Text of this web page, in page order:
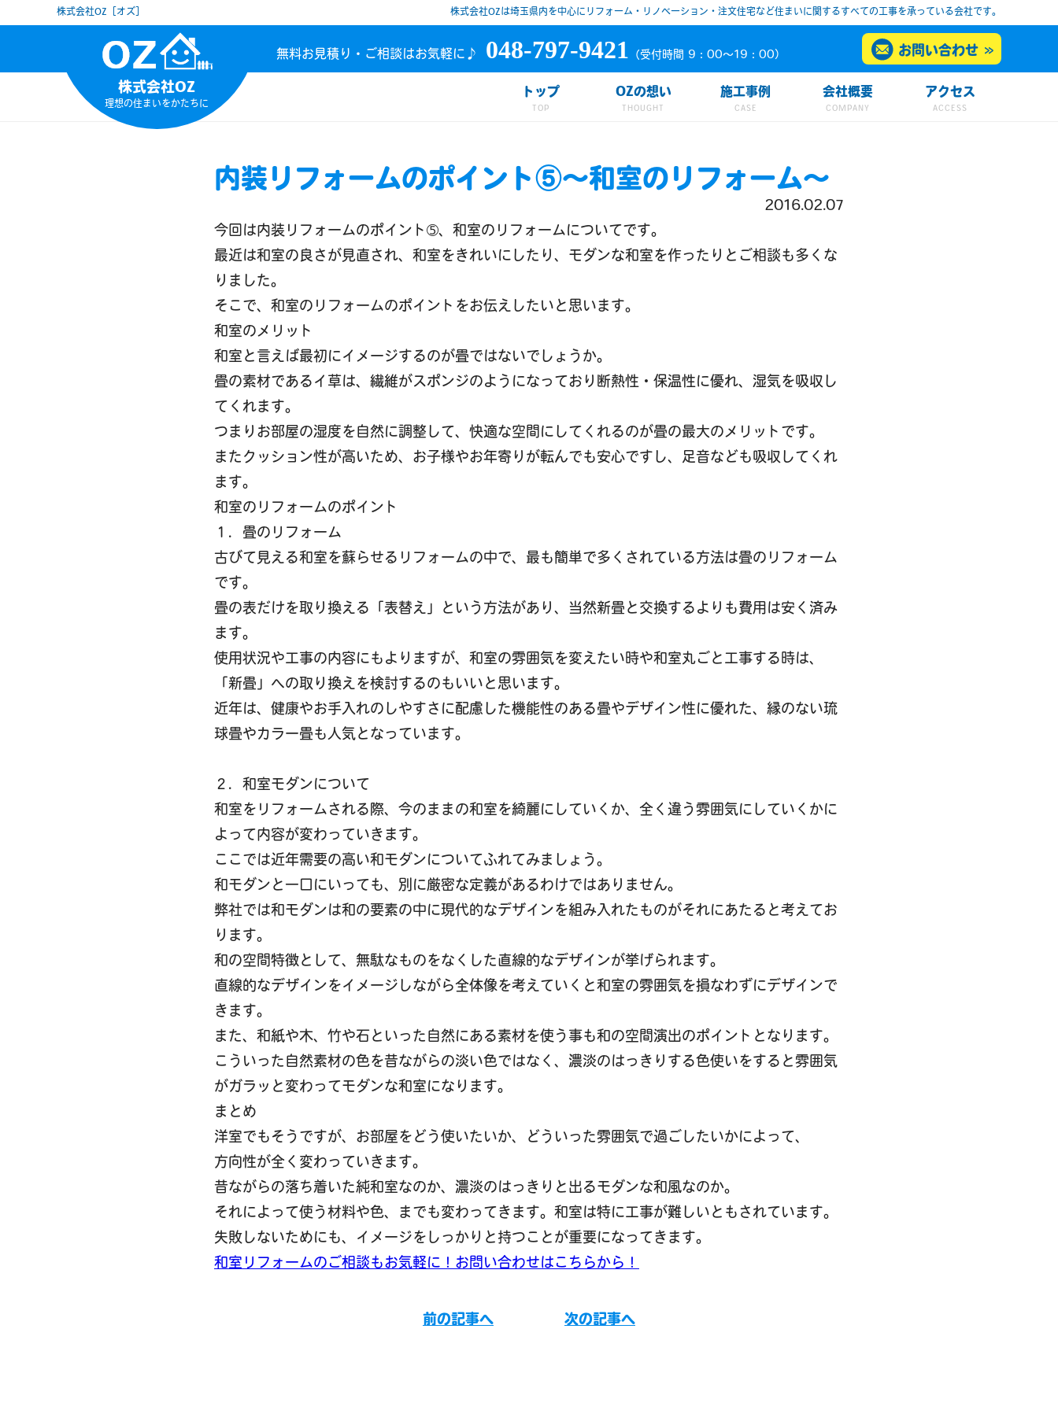
株式会社OZ［オズ］ 株式会社OZは埼玉県内を中心にリフォーム・リノベーション・注文住宅など住まいに関するすべての工事を承っている会社です。
株式会社OZ
理想の住まいをかたちに
無料お見積り・ご相談はお気軽に♪ 048-797-9421 （受付時間 9：00～19：00） お問い合わせ
トップ OZの想い 施工事例 会社概要 アクセス
内装リフォームのポイント⑤～和室のリフォーム～
2016.02.07
今回は内装リフォームのポイント➄、和室のリフォームについてです。
最近は和室の良さが見直され、和室をきれいにしたり、モダンな和室を作ったりとご相談も多くな
りました。
そこで、和室のリフォームのポイントをお伝えしたいと思います。
和室のメリット
和室と言えば最初にイメージするのが畳ではないでしょうか。
畳の素材であるイ草は、繊維がスポンジのようになっており断熱性・保温性に優れ、湿気を吸収し
てくれます。
つまりお部屋の湿度を自然に調整して、快適な空間にしてくれるのが畳の最大のメリットです。
またクッション性が高いため、お子様やお年寄りが転んでも安心ですし、足音なども吸収してくれ
ます。
和室のリフォームのポイント
１．畳のリフォーム
古びて見える和室を蘇らせるリフォームの中で、最も簡単で多くされている方法は畳のリフォーム
です。
畳の表だけを取り換える「表替え」という方法があり、当然新畳と交換するよりも費用は安く済み
ます。
使用状況や工事の内容にもよりますが、和室の雰囲気を変えたい時や和室丸ごと工事する時は、
「新畳」への取り換えを検討するのもいいと思います。
近年は、健康やお手入れのしやすさに配慮した機能性のある畳やデザイン性に優れた、縁のない琉
球畳やカラー畳も人気となっています。
２．和室モダンについて
和室をリフォームされる際、今のままの和室を綺麗にしていくか、全く違う雰囲気にしていくかに
よって内容が変わっていきます。
ここでは近年需要の高い和モダンについてふれてみましょう。
和モダンと一口にいっても、別に厳密な定義があるわけではありません。
弊社では和モダンは和の要素の中に現代的なデザインを組み入れたものがそれにあたると考えてお
ります。
和の空間特徴として、無駄なものをなくした直線的なデザインが挙げられます。
直線的なデザインをイメージしながら全体像を考えていくと和室の雰囲気を損なわずにデザインで
きます。
また、和紙や木、竹や石といった自然にある素材を使う事も和の空間演出のポイントとなります。
こういった自然素材の色を昔ながらの淡い色ではなく、濃淡のはっきりする色使いをすると雰囲気
がガラッと変わってモダンな和室になります。
まとめ
洋室でもそうですが、お部屋をどう使いたいか、どういった雰囲気で過ごしたいかによって、
方向性が全く変わっていきます。
昔ながらの落ち着いた純和室なのか、濃淡のはっきりと出るモダンな和風なのか。
それによって使う材料や色、までも変わってきます。和室は特に工事が難しいともされています。
失敗しないためにも、イメージをしっかりと持つことが重要になってきます。
和室リフォームのご相談もお気軽に！お問い合わせはこちらから！
前の記事へ 次の記事へ